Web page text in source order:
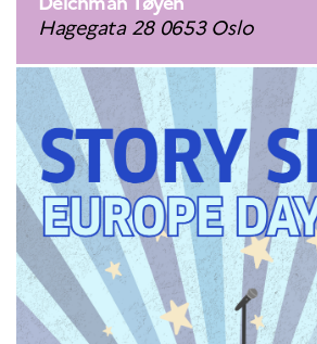
Septentrionales
ÉDUCATION ET
LANGUE
FRANÇAISE
Apprendre le
français en
France
Promotion de la
langue
française
Francophonie
Visite de classes
Certifications
Hagegata 28 0653 Oslo